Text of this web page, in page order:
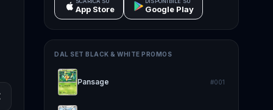
App Store Google Play
DAL SET BLACK & WHITE PROMOS
Pansage #001